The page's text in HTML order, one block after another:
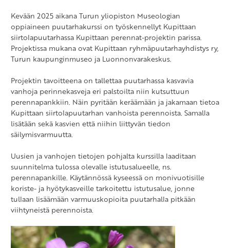
Kevään 2025 aikana Turun yliopiston Museologian
oppiaineen puutarhakurssi on työskennellyt Kupittaan
siirtolapuutarhassa Kupittaan perennat-projektin parissa.
Projektissa mukana ovat Kupittaan ryhmäpuutarhayhdistys ry,
Turun kaupunginmuseo ja Luonnonvarakeskus.
Projektin tavoitteena on tallettaa puutarhassa kasvavia
vanhoja perinnekasveja eri palstoilta niin kutsuttuun
perennapankkiin. Näin pyritään keräämään ja jakamaan tietoa
Kupittaan siirtolapuutarhan vanhoista perennoista. Samalla
lisätään sekä kasvien että niihin liittyvän tiedon
säilymisvarmuutta.
Uusien ja vanhojen tietojen pohjalta kurssilla laaditaan
suunnitelma tulossa olevalle istutusalueelle, ns.
perennapankille. Käytännössä kyseessä on monivuotisille
koriste- ja hyötykasveille tarkoitettu istutusalue, jonne
tullaan lisäämään varmuuskopioita puutarhalla pitkään
viihtyneistä perennoista.